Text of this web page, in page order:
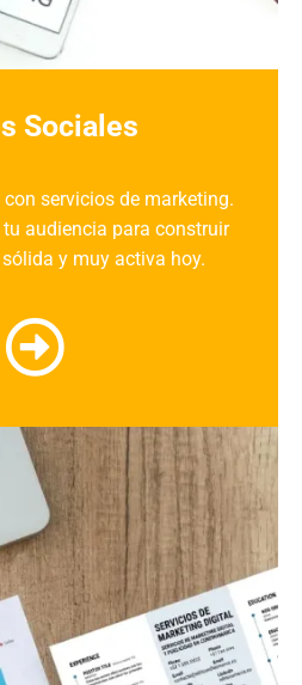
Sociales
con servicios de marketing.
audiencia para construir
y muy activa hoy.